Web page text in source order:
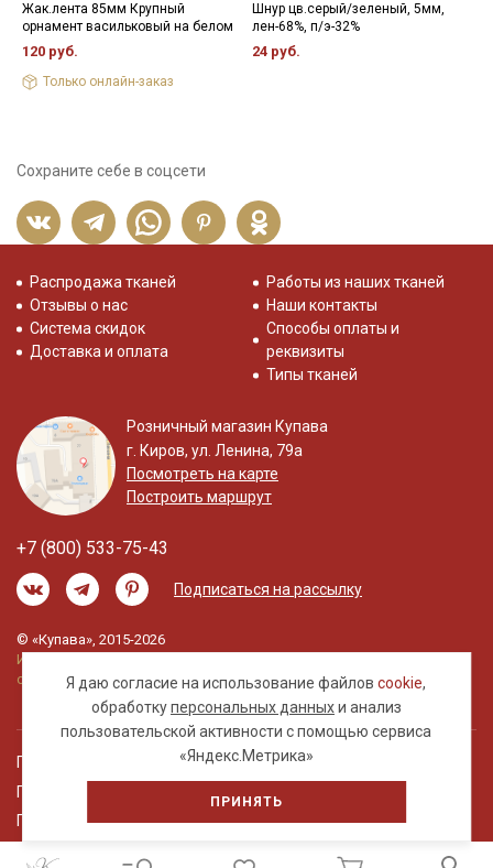
Жак.лента 85мм Крупный
орнамент васильковый на белом
120 руб.
Только онлайн-заказ
Шнур цв.серый/зеленый, 5мм,
лен-68%, п/э-32%
24 руб.
Сохраните себе в соцсети
Я даю согласие на использование файловcookie,
обработкуперсональных данныхи анализ
пользовательской активности с помощью сервиса
«Яндекс.Метрика»
ПРИНЯТЬ
Распродажа тканей
Отзывы о нас
Система скидок
Доставка и оплата
Работы из наших тканей
Наши контакты
Способы оплаты и
реквизиты
Типы тканей
Розничный магазин Купава
г. Киров, ул. Ленина, 79а
Посмотреть на карте
Построить маршрут
+7 (800) 533-75-43
Подписаться на рассылку
© «Купава», 2015-2026
Информация на сайте не является публичной
офертой.
Правовая информация
Политика обработки персональных данных
Пользовательское соглашение